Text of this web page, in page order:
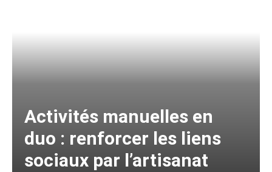
Activités manuelles en
duo : renforcer les liens
sociaux par l’artisanat